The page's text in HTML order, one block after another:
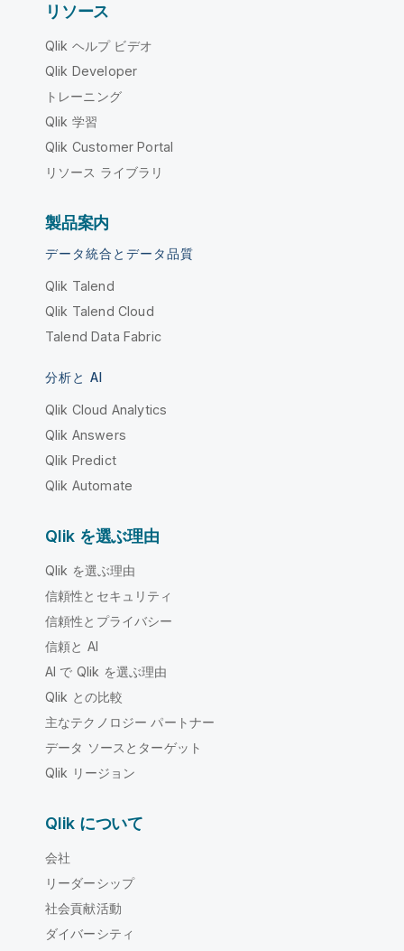
リソース
Qlik ヘルプ ビデオ
Qlik Developer
トレーニング
Qlik 学習
Qlik Customer Portal
リソース ライブラリ
製品案内
データ統合とデータ品質
Qlik Talend
Qlik Talend Cloud
Talend Data Fabric
分析と AI
Qlik Cloud Analytics
Qlik Answers
Qlik Predict
Qlik Automate
Qlik を選ぶ理由
Qlik を選ぶ理由
信頼性とセキュリティ
信頼性とプライバシー
信頼と AI
AI で Qlik を選ぶ理由
Qlik との比較
主なテクノロジー パートナー
データ ソースとターゲット
Qlik リージョン
Qlik について
会社
リーダーシップ
社会貢献活動
ダイバーシティ